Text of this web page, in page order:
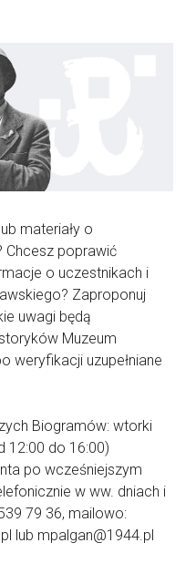
materiały o
Chcesz poprawić
o uczestnikach i
Zaproponuj
uwagi będą
Muzeum
weryfikacji uzupełniane
Biogramów: wtorki
12:00 do 16:00)
po wcześniejszym
w ww. dniach i
79 36, mailowo:
lub mpalgan@1944.pl